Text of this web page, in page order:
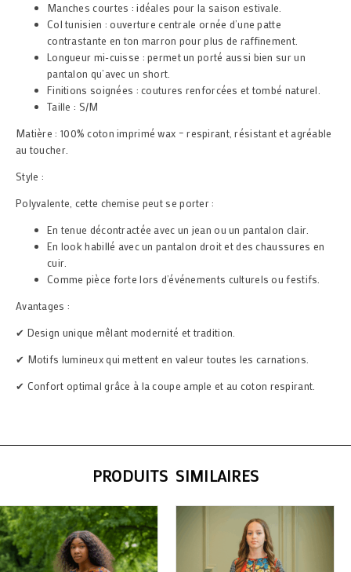
Manches courtes : idéales pour la saison estivale.
Col tunisien : ouverture centrale ornée d’une patte
contrastante en ton marron pour plus de raffinement.
Longueur mi-cuisse : permet un porté aussi bien sur un
pantalon qu’avec un short.
Finitions soignées : coutures renforcées et tombé naturel.
Taille : S/M
Matière : 100% coton imprimé wax – respirant, résistant et agréable
au toucher.
Style :
Polyvalente, cette chemise peut se porter :
En tenue décontractée avec un jean ou un pantalon clair.
En look habillé avec un pantalon droit et des chaussures en
cuir.
Comme pièce forte lors d’événements culturels ou festifs.
Avantages :
✔ Design unique mêlant modernité et tradition.
✔ Motifs lumineux qui mettent en valeur toutes les carnations.
✔ Confort optimal grâce à la coupe ample et au coton respirant.
PRODUITS SIMILAIRES